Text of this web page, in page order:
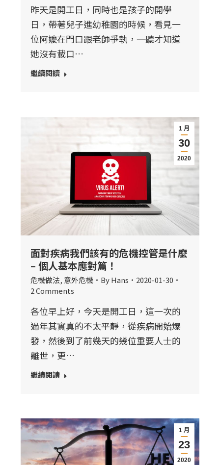
昨天是開工日，同時也是孩子的開學
日，帶著兒子進幼稚園的時候，看見一
位阿嬤在門口跟老師爭執，一聽才知道
她沒有載口…
繼續閱讀
1 月
30
2020
面對疾病我們該有的危機控管是什麼
– 個人基本應對篇！
危機做法, 意外危機 ByHans
2020-01-30
2 Comments
各位早上好，今天是開工日，這一次的
過年其實真的不太平靜，從疾病開始爆
發，然後到了前幾天的幾位重要人士的
離世，更…
繼續閱讀
1 月
23
2020